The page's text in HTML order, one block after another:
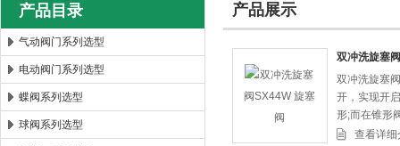
郑州森玛自控阀门有限公司
产品目录
气动阀门系列选型
电动阀门系列选型
蝶阀系列选型
球阀系列选型
产品展示
双冲洗旋塞
双冲洗旋塞
开，实现开
形;而在锥形
于作为切断
查看详细